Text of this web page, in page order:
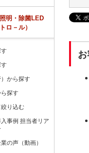
明・除菌LED
ロ－ル）
から探す
探す
り込む
入事例 担当者リア
の声（動画）